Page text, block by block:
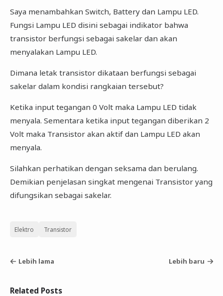
Saya menambahkan Switch, Battery dan Lampu LED.
Fungsi Lampu LED disini sebagai indikator bahwa
transistor berfungsi sebagai sakelar dan akan
menyalakan Lampu LED.
Dimana letak transistor dikataan berfungsi sebagai
sakelar dalam kondisi rangkaian tersebut?
Ketika input tegangan 0 Volt maka Lampu LED tidak
menyala. Sementara ketika input tegangan diberikan 2
Volt maka Transistor akan aktif dan Lampu LED akan
menyala.
Silahkan perhatikan dengan seksama dan berulang.
Demikian penjelasan singkat mengenai Transistor yang
difungsikan sebagai sakelar.
Elektro Transistor
Lebih lama Lebih baru
Related Posts